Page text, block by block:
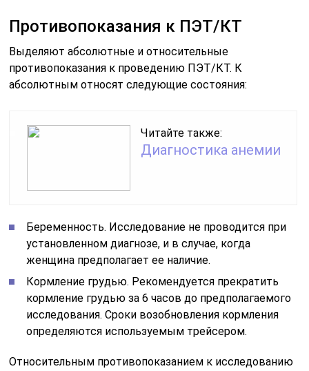
Противопоказания к ПЭТ/КТ
Выделяют абсолютные и относительные
противопоказания к проведению ПЭТ/КТ. К
абсолютным относят следующие состояния:
Читайте также:
Диагностика анемии
Беременность. Исследование не проводится при
установленном диагнозе, и в случае, когда
женщина предполагает ее наличие.
Кормление грудью. Рекомендуется прекратить
кормление грудью за 6 часов до предполагаемого
исследования. Сроки возобновления кормления
определяются используемым трейсером.
Относительным противопоказанием к исследованию